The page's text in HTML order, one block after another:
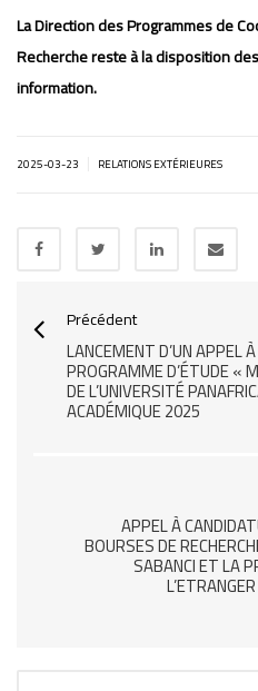
La Direction des Programmes de
Recherche reste à la disposition
information.
2025-03-23 RELATIONS EXTÉRIEURES
Précédent
LANCEMENT D’UN APPEL
PROGRAMME D’ÉTUDE «
DE L’UNIVERSITÉ
ACADÉMIQUE 2025
APPEL À
BOURSES DE
SABANCI ET LA